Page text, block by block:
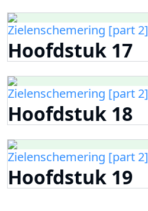
Zielenschemering [part 2]
Hoofdstuk 17
Zielenschemering [part 2]
Hoofdstuk 18
Zielenschemering [part 2]
Hoofdstuk 19